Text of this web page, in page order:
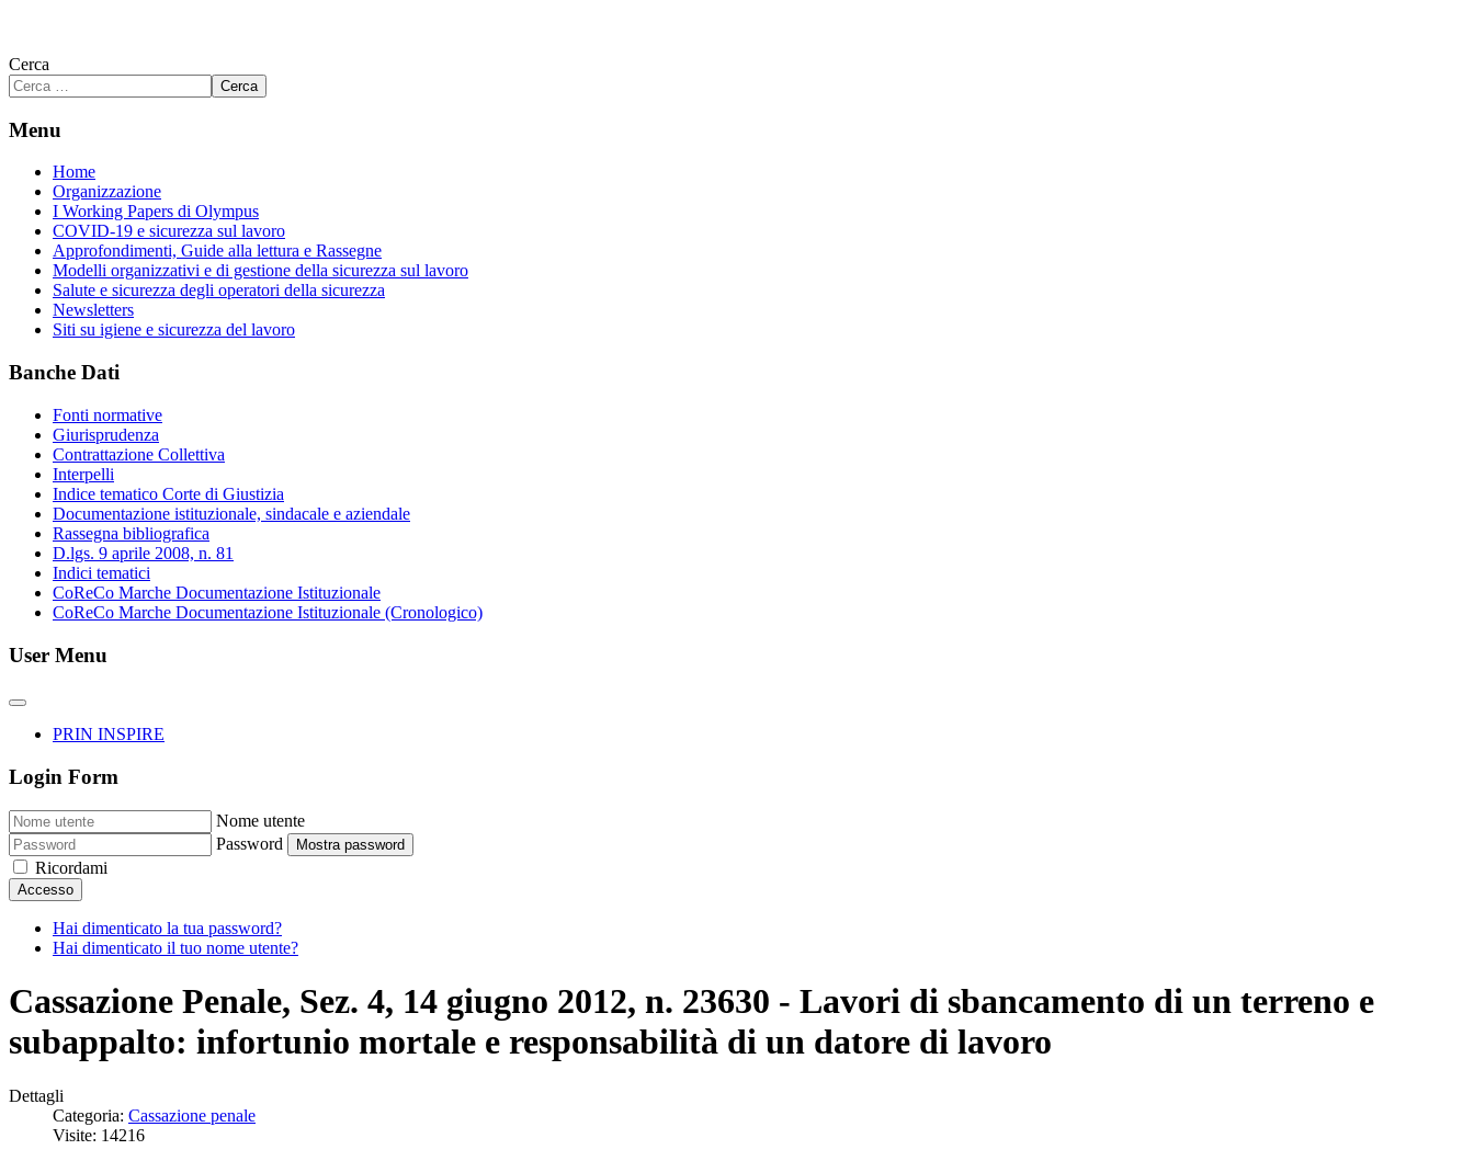
Cerca
Cerca
Menu
Home
Organizzazione
I Working Papers di Olympus
COVID-19 e sicurezza sul lavoro
Approfondimenti, Guide alla lettura e Rassegne
Modelli organizzativi e di gestione della sicurezza sul lavoro
Salute e sicurezza degli operatori della sicurezza
Newsletters
Siti su igiene e sicurezza del lavoro
Banche Dati
Fonti normative
Giurisprudenza
Contrattazione Collettiva
Interpelli
Indice tematico Corte di Giustizia
Documentazione istituzionale, sindacale e aziendale
Rassegna bibliografica
D.lgs. 9 aprile 2008, n. 81
Indici tematici
CoReCo Marche Documentazione Istituzionale
CoReCo Marche Documentazione Istituzionale (Cronologico)
User Menu
PRIN INSPIRE
Login Form
Nome utente
Password
Mostra password
Ricordami
Accesso
Hai dimenticato la tua password?
Hai dimenticato il tuo nome utente?
Cassazione Penale, Sez. 4, 14 giugno 2012, n. 23630 - Lavori di sbancamento di un terreno e
subappalto: infortunio mortale e responsabilità di un datore di lavoro
Dettagli
Categoria: Cassazione penale
Visite: 14216